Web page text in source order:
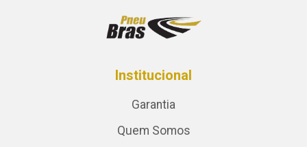
Institucional
Garantia
Quem Somos